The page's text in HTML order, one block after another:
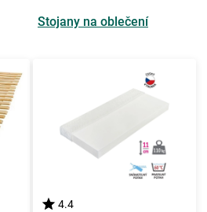
Stojany na oblečení
4.4